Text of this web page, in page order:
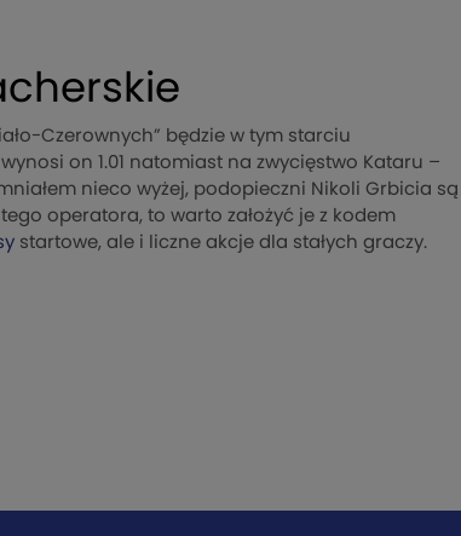
Czerownych” będzie w tym starciu
on 1.01 natomiast na zwycięstwo Kataru –
nieco wyżej, podopieczni Nikoli Grbicia są
operatora, to warto założyć je z kodem
startowe, ale i liczne akcje dla stałych graczy.